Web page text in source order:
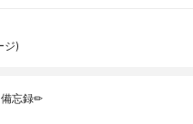
ジ)
備忘録✏︎